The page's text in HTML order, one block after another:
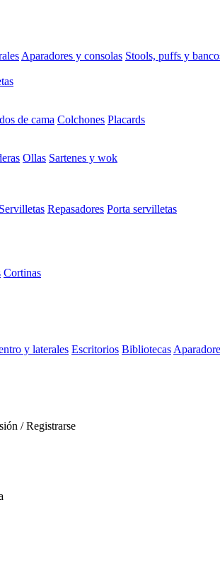
Aparadores y consolas Stools, puffs y
de cama Colchones Placards
Ollas Sartenes y wok
Servilletas Repasadores Porta servilletas
Cortinas
y laterales Escritorios Bibliotecas
/ Registrarse